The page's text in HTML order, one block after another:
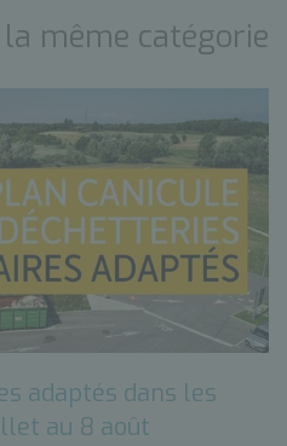
même catégorie
adaptés dans les
au 8 août